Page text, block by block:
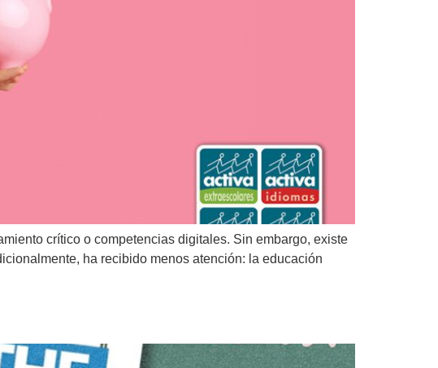
crítico o competencias digitales. Sin embargo, existe
ha recibido menos atención: la educación